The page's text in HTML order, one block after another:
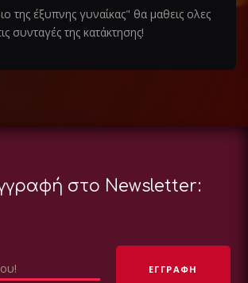
της έξυπνης γυναίκας" θα μαθεις ολες
συνταγές της κατάκτησης!
στο Newsletter: